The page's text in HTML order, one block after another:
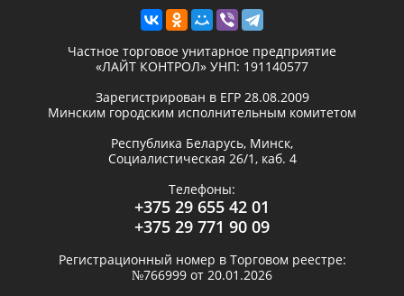
Частное торговое унитарное предприятие
«ЛАЙТ КОНТРОЛ» УНП: 191140577
Зарегистрирован в ЕГР 28.08.2009
Минским городским исполнительным комитетом
Республика Беларусь, Минск,
Социалистическая 26/1, каб. 4
Телефоны:
+375 29 655 42 01
+375 29 771 90 09
Регистрационный номер в Торговом реестре:
№766999 от 20.01.2026